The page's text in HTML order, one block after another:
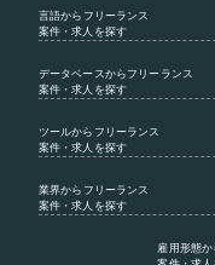
言語からフリーランス
案件・求人を探す
データベース からフリーランス
案件・求人を探す
ツールからフリーランス
案件・求人を探す
業界からフリーランス
案件・求人を探す
雇用形態か